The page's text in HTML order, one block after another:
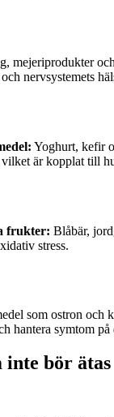
mejeriprodukter
nervsystemets
Yoghurt, kefir
är kopplat till
frukter: Blåbär,
stress.
som ostron och
hantera symtom på
inte bör ätas